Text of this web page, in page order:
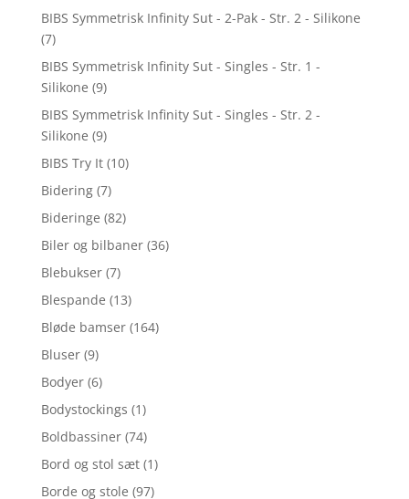
BIBS Symmetrisk Infinity Sut - 2-Pak - Str. 2 - Silikone
(7)
BIBS Symmetrisk Infinity Sut - Singles - Str. 1 -
Silikone (9)
BIBS Symmetrisk Infinity Sut - Singles - Str. 2 -
Silikone (9)
BIBS Try It (10)
Bidering (7)
Bideringe (82)
Biler og bilbaner (36)
Blebukser (7)
Blespande (13)
Bløde bamser (164)
Bluser (9)
Bodyer (6)
Bodystockings (1)
Boldbassiner (74)
Bord og stol sæt (1)
Borde og stole (97)